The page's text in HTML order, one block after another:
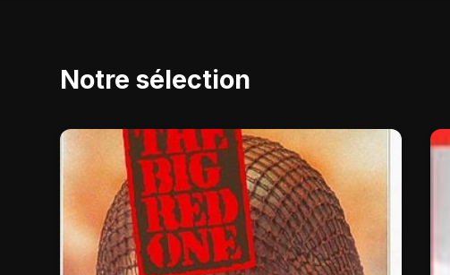
Notre sélection